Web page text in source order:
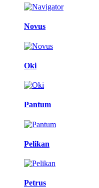
Novus
Oki
Pantum
Pelikan
Petrus